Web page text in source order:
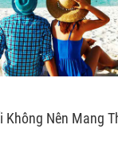
Nên Mang